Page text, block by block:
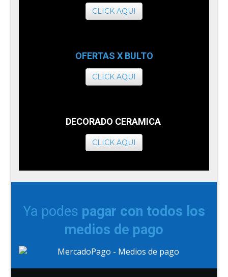
CLICK AQUI
OFERTAS X BULTO
CLICK AQUI
DECORADO CERAMICA
CLICK AQUI
Ya podes pagar con todos los
medios de pago